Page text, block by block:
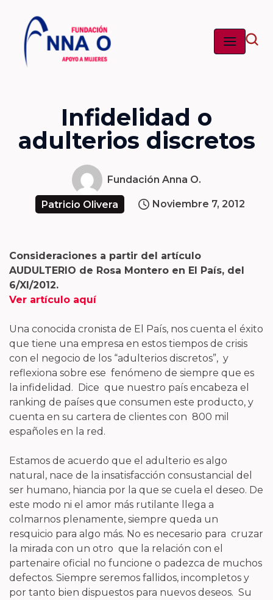
Saltar
contenido
Infidelidad o
adulterios discretos
Fundación Anna O.
Patricio Olivera Noviembre 7, 2012
Consideraciones a partir del artículo
AUDULTERIO de Rosa Montero en El País, del
6/XI/2012.
Ver artículo aquí
Una conocida cronista de El País, nos cuenta el éxito
que tiene una empresa en estos tiempos de crisis
con el negocio de los “adulterios discretos”, y
reflexiona sobre ese fenómeno de siempre que es
la infidelidad. Dice que nuestro país encabeza el
ranking de países que consumen este producto, y
cuenta en su cartera de clientes con 800 mil
españoles en la red.
Estamos de acuerdo que el adulterio es algo
natural, nace de la insatisfacción consustancial del
ser humano, hiancia por la que se cuela el deseo. De
este modo ni el amor más rutilante llega a
colmarnos plenamente, siempre queda un
resquicio para algo más. No es necesario para cruzar
la mirada con un otro que la relación con el
partenaire oficial no funcione o padezca de muchos
defectos. Siempre seremos fallidos, incompletos y
por tanto bien dispuestos para nuevos deseos. Su